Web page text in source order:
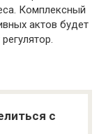
Комплексный
актов будет
с